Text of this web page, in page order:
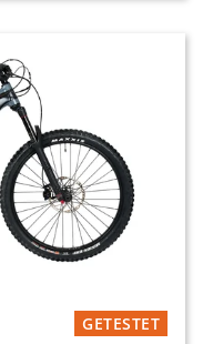
GETESTET